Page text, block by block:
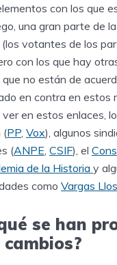
con los que
una gran parte de
votantes de los
con los que hay
no están de
en contra en estos
en estos enlaces,
(PP, Vox), algunos
(ANPE, CSIF), el
de la Historia y
como Vargas
se han